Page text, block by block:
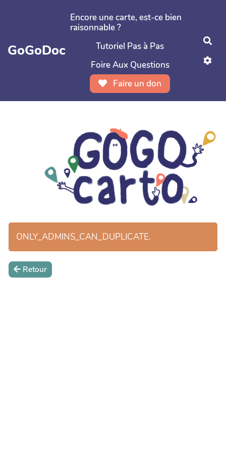
Aller au contenu principal
GoGoDoc
Encore une carte, est-ce bien
raisonnable ?
Tutoriel Pas à Pas
Foire Aux Questions
Faire un don
ONLY_ADMINS_CAN_DUPLICATE.
Retour